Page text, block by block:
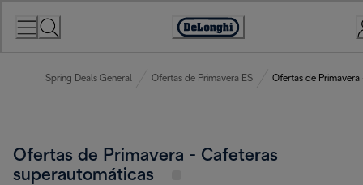
Accessibility
Spring Deals General Ofertas de Primavera ES Ofertas de
Ofertas de Primavera - Cafeteras
superautomáticas